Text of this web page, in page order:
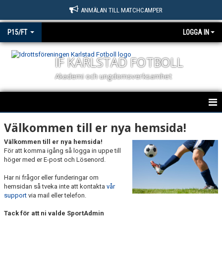
ANMÄLAN TILL MATCHCAMPER
P15/FT LOGGA IN
IF KARLSTAD FOTBOLL
Akademi och ungdomsverksamhet
KARLSTAD FOTBOLL P15/FT
NYHETER
KALENDER
MATCHER
Välkommen till er nya hemsida!
Välkommen till er nya hemsida!
För att komma igång så logga in uppe till
höger med er E-post och Lösenord.
Har ni frågor eller funderingar om
hemsidan så tveka inte att kontakta vår
support via mail eller telefon.
Tack för att ni valde SportAdmin